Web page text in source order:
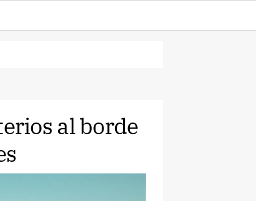
al borde